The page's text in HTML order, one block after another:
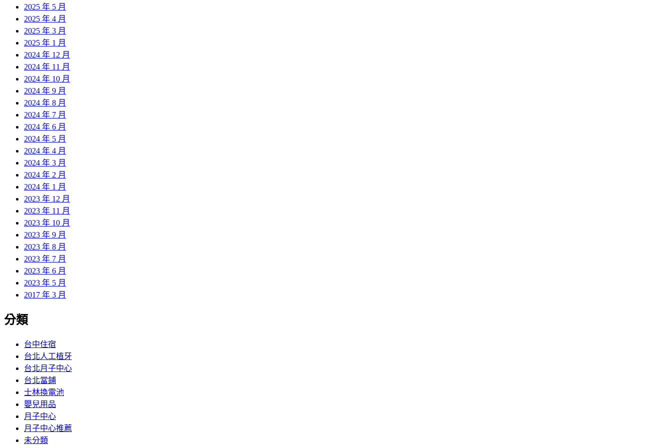
2025 年 5 月
2025 年 4 月
2025 年 3 月
2025 年 1 月
2024 年 12 月
2024 年 11 月
2024 年 10 月
2024 年 9 月
2024 年 8 月
2024 年 7 月
2024 年 6 月
2024 年 5 月
2024 年 4 月
2024 年 3 月
2024 年 2 月
2024 年 1 月
2023 年 12 月
2023 年 11 月
2023 年 10 月
2023 年 9 月
2023 年 8 月
2023 年 7 月
2023 年 6 月
2023 年 5 月
2017 年 3 月
分類
台中住宿
台北人工植牙
台北月子中心
台北當鋪
士林換電池
嬰兒用品
月子中心
月子中心推薦
未分類